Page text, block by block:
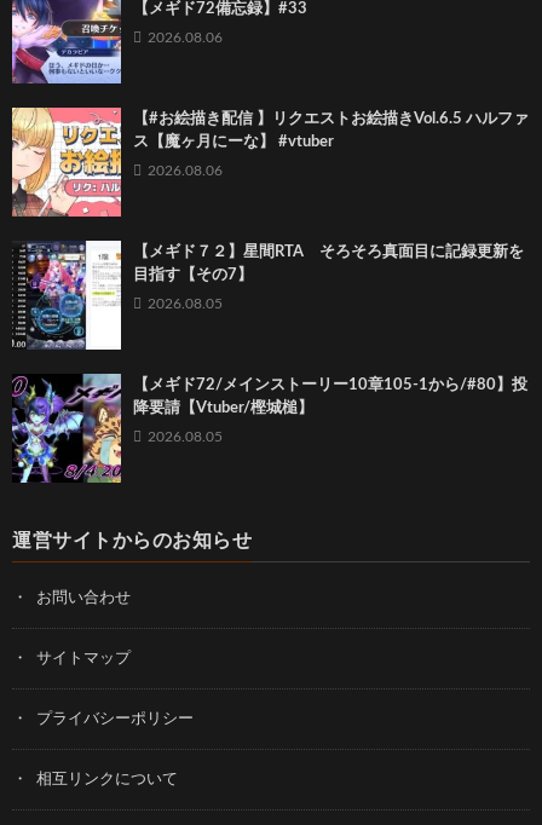
【メギド72備忘録】#33
2026.08.06
【#お絵描き配信 】リクエストお絵描きVol.6.5 ハルファ
ス【魔ヶ月にーな】 #vtuber
2026.08.06
【メギド７２】星間RTA そろそろ真面目に記録更新を
目指す【その7】
2026.08.05
【メギド72/メインストーリー10章105-1から/#80】投
降要請【Vtuber/樫城槌】
2026.08.05
運営サイトからのお知らせ
お問い合わせ
サイトマップ
プライバシーポリシー
相互リンクについて